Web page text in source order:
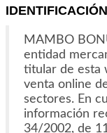
MAMBO
entidad
titular de esta
venta online
sectores. En
información
34/2002, de